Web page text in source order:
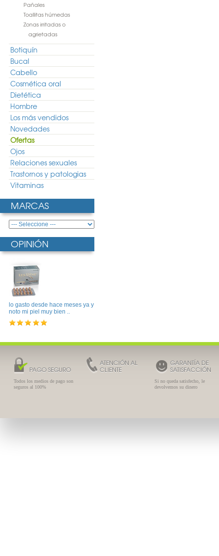
Pañales
Toallitas húmedas
Zonas irritadas o
agrietadas
Botiquín
Bucal
Cabello
Cosmética oral
Dietética
Hombre
Los más vendidos
Novedades
Ofertas
Ojos
Relaciones sexuales
Trastornos y patologias
Vitaminas
MARCAS
OPINIÓN
lo gasto desde hace meses ya y
noto mi piel muy bien ..
PAGO SEGURO
Todos los medios de pago son
seguros al 100%
ATENCIÓN AL
CLIENTE
GARANTÍA DE
SATISFACCIÓN
Si no queda satisfecho, le
devolvemos su dinero